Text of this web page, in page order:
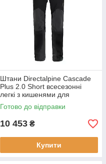
Штани Directalpine Cascade
Plus 2.0 Short всесезонні
легкі з кишенями для
активного відпочинку розмір
M вага 483 г
Готово до відправки
10 453 ₴
Купити